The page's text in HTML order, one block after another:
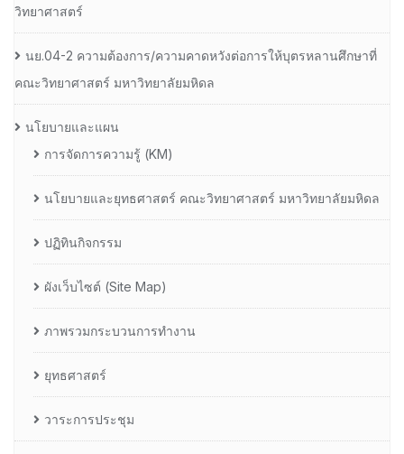
วิทยาศาสตร์
นย.04-2 ความต้องการ/ความคาดหวังต่อการให้บุตรหลานศึกษาที่
คณะวิทยาศาสตร์ มหาวิทยาลัยมหิดล
นโยบายและแผน
การจัดการความรู้ (KM)
นโยบายและยุทธศาสตร์ คณะวิทยาศาสตร์ มหาวิทยาลัยมหิดล
ปฏิทินกิจกรรม
ผังเว็บไซต์ (Site Map)
ภาพรวมกระบวนการทำงาน
ยุทธศาสตร์
วาระการประชุม